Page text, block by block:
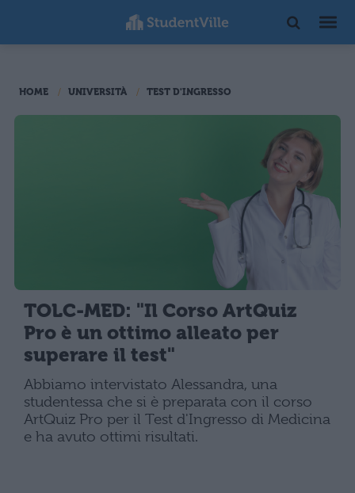
HOME UNIVERSITÀ TEST D'INGRESSO
TOLC-MED: "Il Corso ArtQuiz
Pro è un ottimo alleato per
superare il test"
Abbiamo intervistato Alessandra, una
studentessa che si è preparata con il corso
ArtQuiz Pro per il Test d'Ingresso di Medicina
e ha avuto ottimi risultati.